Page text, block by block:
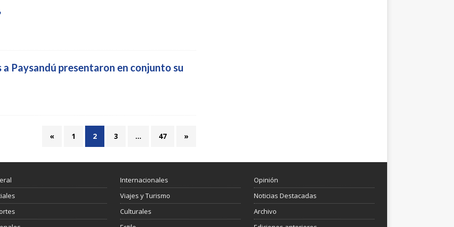
Paysandú presentaron en conjunto su
« 1 2 3 … 47 »
Internacionales
Viajes y Turismo
Culturales
Opinión
Noticias Destacadas
Archivo